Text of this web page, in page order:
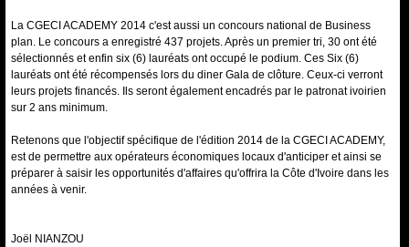
La CGECI ACADEMY 2014 c'est aussi un concours national de Business
plan. Le concours a enregistré 437 projets. Après un premier tri, 30 ont été
sélectionnés et enfin six (6) lauréats ont occupé le podium. Ces Six (6)
lauréats ont été récompensés lors du diner Gala de clôture. Ceux-ci verront
leurs projets financés. Ils seront également encadrés par le patronat ivoirien
sur 2 ans minimum.
Retenons que l'objectif spécifique de l'édition 2014 de la CGECI ACADEMY,
est de permettre aux opérateurs économiques locaux d'anticiper et ainsi se
préparer à saisir les opportunités d'affaires qu'offrira la Côte d'Ivoire dans les
années à venir.
Joël NIANZOU